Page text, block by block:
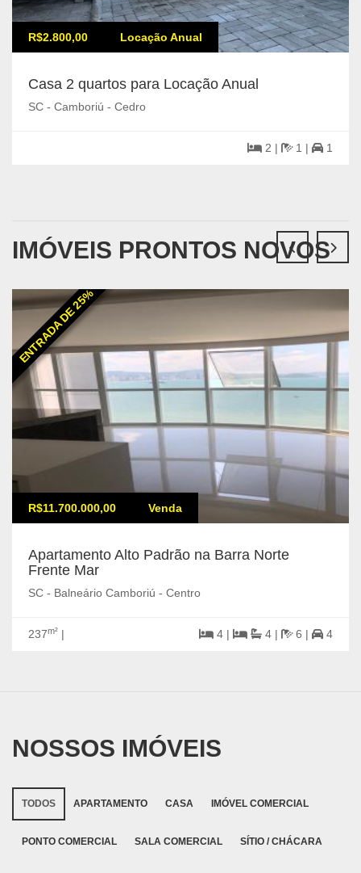
R$2.800,00 Locação Anual
Casa 2 quartos para Locação Anual
SC - Camboriú - Cedro
2 | 1 | 1
IMÓVEIS PRONTOS NOVOS
ENTRADA DE 25%
R$11.700.000,00 Venda
Apartamento Alto Padrão na Barra Norte
Frente Mar
SC - Balneário Camboriú - Centro
237m² | 4 | 4 | 6 | 4
NOSSOS IMÓVEIS
TODOS APARTAMENTO CASA IMÓVEL COMERCIAL
PONTO COMERCIAL SALA COMERCIAL SÍTIO / CHÁCARA